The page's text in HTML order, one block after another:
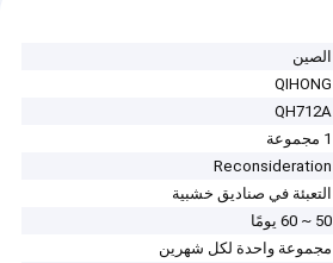
الصين
QIHONG
QH712A
1 مجموعة
Reconsideration
التعبئة في صناديق خشبية
50 ~ 60 يومًا
مجموعة واحدة لكل شهرين